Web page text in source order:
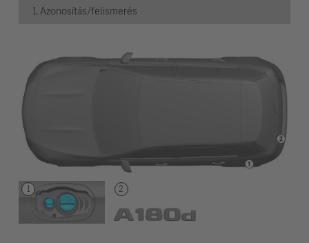
1. Azonosítás/felismerés